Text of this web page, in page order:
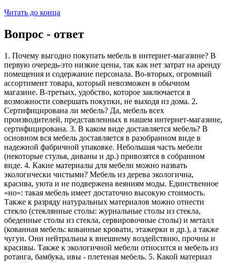
Читать до конца
Вопрос - ответ
1. Почему выгодно покупать мебель в интернет-магазине? В
первую очередь-это низкие цены, так как нет затрат на аренду
помещения и содержание персонала. Во-вторых, огромный
ассортимент товара, который невозможен в обычном
магазине. В-третьих, удобство, которое заключается в
возможности совершать покупки, не выходя из дома. 2.
Сертифицирована ли мебель? Да, мебель всех
производителей, представленных в нашем интернет-магазине,
сертифицирована. 3. В каком виде доставляется мебель? В
основном вся мебель доставляется в разобранном виде в
надежной фабричной упаковке. Небольшая часть мебели
(некоторые стулья, диваны и др.) привозятся в собранном
виде. 4. Какие материалы для мебели можно назвать
экологически чистыми? Мебель из дерева экологична,
красива, уюта и не подвержена веяниям моды. Единственное
«но»: такая мебель имеет достаточно высокую стоимость.
Также к разряду натуральных материалов можно отнести
стекло (стеклянные столы: журнальные столы из стекла,
обеденные столы из стекла, сервировочные столы) и металл
(кованная мебель: кованные кровати, этажерки и др.), а также
чугун. Они нейтральны к внешнему воздействию, прочны и
красивы. Также к экологичной мебели относится и мебель из
ротанга, бамбука, ивы - плетеная мебель. 5. Какой материал